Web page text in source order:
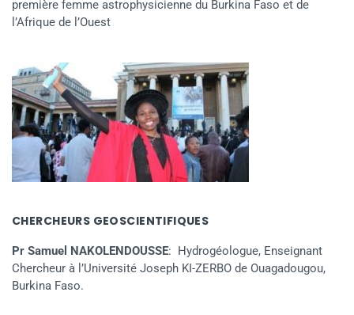
première femme astrophysicienne du Burkina Faso et de
l’Afrique de l’Ouest
CHERCHEURS GEOSCIENTIFIQUES
Pr Samuel NAKOLENDOUSSE: Hydrogéologue, Enseignant
Chercheur à l’Université Joseph KI-ZERBO de Ouagadougou,
Burkina Faso.